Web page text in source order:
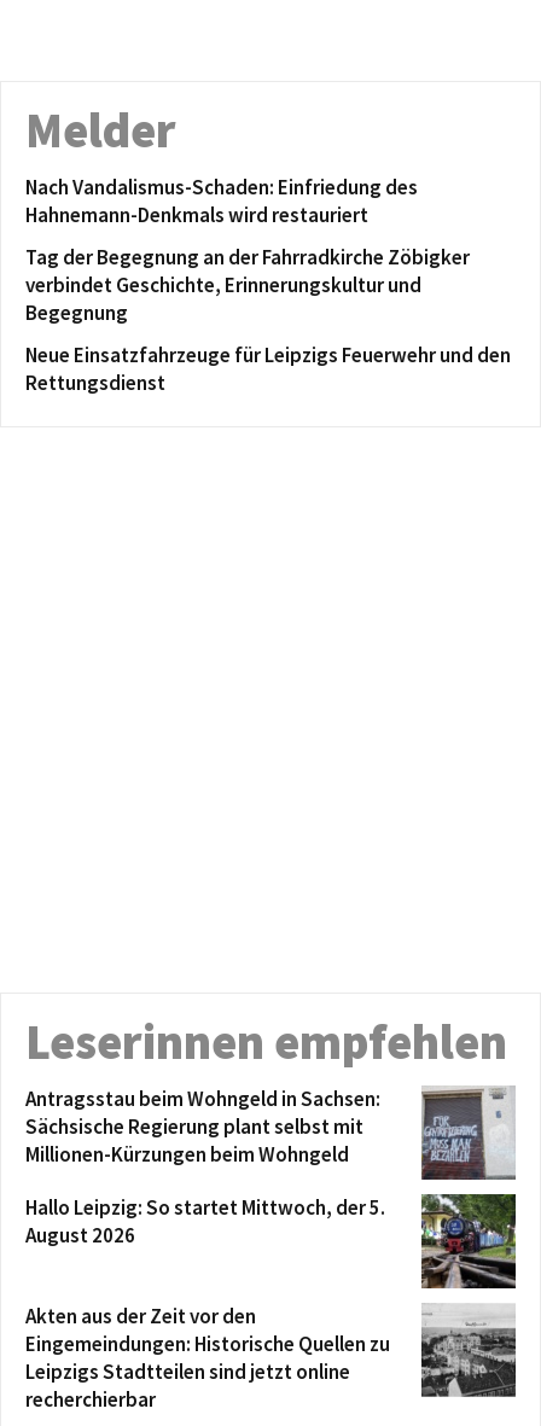
Melder
Nach Vandalismus-Schaden: Einfriedung des
Hahnemann-Denkmals wird restauriert
Tag der Begegnung an der Fahrradkirche Zöbigker
verbindet Geschichte, Erinnerungskultur und
Begegnung
Neue Einsatzfahrzeuge für Leipzigs Feuerwehr und den
Rettungsdienst
Leserinnen empfehlen
Antragsstau beim Wohngeld in Sachsen:
Sächsische Regierung plant selbst mit
Millionen-Kürzungen beim Wohngeld
Hallo Leipzig: So startet Mittwoch, der 5.
August 2026
Akten aus der Zeit vor den
Eingemeindungen: Historische Quellen zu
Leipzigs Stadtteilen sind jetzt online
recherchierbar